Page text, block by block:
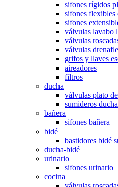
sifones rígidos
sifones flexibles
sifones
válvulas lavabo
válvulas
válvulas
grifos y llaves
aireadores
filtros
ducha
válvulas plato
sumideros
bañera
sifones bañera
bidé
bastidores bidé
ducha-bidé
urinario
sifones urinario
cocina